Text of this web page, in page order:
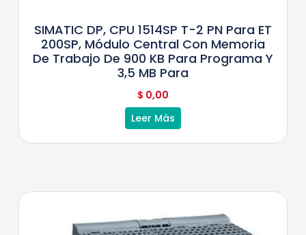
SIMATIC DP, CPU 1514SP T-2 PN Para ET
200SP, Módulo Central Con Memoria
De Trabajo De 900 KB Para Programa Y
3,5 MB Para
$ 0,00
Leer Más